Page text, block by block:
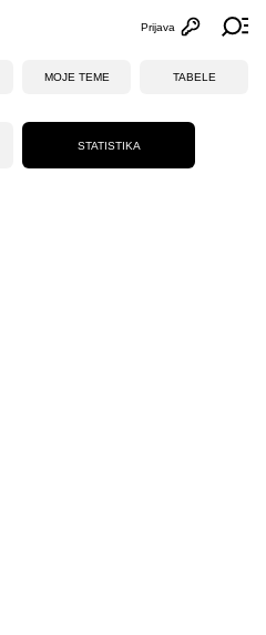
Otvori
Prijava
MOJE TEME TABELE
STATISTIKA